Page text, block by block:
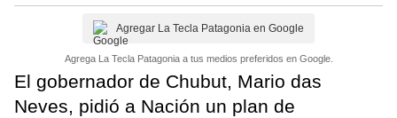
Agregar La Tecla Patagonia en Google
Agrega La Tecla Patagonia a tus medios preferidos en Google.
El gobernador de Chubut, Mario das
Neves, pidió a Nación un plan de